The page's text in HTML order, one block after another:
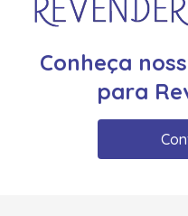
Conheça
para